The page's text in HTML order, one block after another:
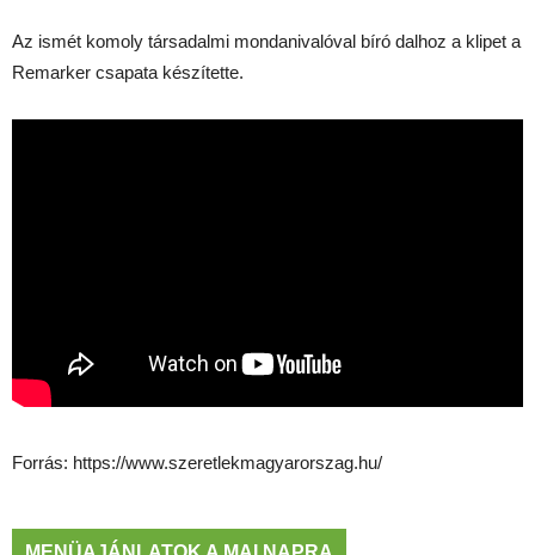
Az ismét komoly társadalmi mondanivalóval bíró dalhoz a klipet a
Remarker csapata készítette.
Forrás: https://www.szeretlekmagyarorszag.hu/